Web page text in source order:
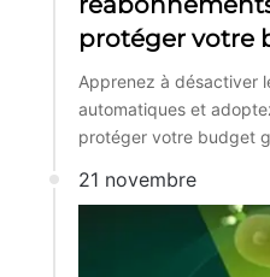
protéger votre
Apprenez à désactiver
automatiques et
protéger votre budget
21 novembre